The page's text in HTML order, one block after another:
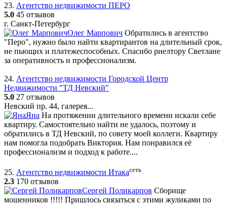
23. Агентство недвижимости ПЕРО
5.0 45 отзывов
г. Санкт-Петербург
Олег Марпович Обратились в агентство
"Перо", нужно было найти квартирантов на длительный срок,
не пьющих и платежеспособных. Спасибо риелтору Светлане
за оперативность и профессионализм.
24. Агентство недвижимости Городской Центр
Недвижимости "ТД Невский"
5.0 27 отзывов
Невский пр. 44, галерея...
Яна На протяжении длительного времени искали себе
квартиру. Самостоятельно найти не удалось, поэтому и
обратились в ТД Невский, по совету моей коллеги. Квартиру
нам помогла подобрать Виктория. Нам понравился её
профессионализм и подход к работе....
25. Агентство недвижимости Итакасеть
2.3 170 отзывов
Сергей Поликарпов Сборище
мошенников !!!!! Пришлось связаться с этими жуликами по